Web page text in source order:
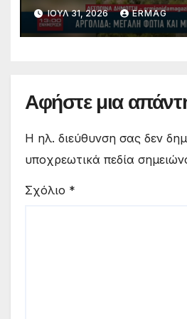
ΙΟΎΛ 31, 2026 ERMAG
Αφήστε μια
Η ηλ. διεύθυνση σας δεν
υποχρεωτικά πεδία
Σχόλιο *